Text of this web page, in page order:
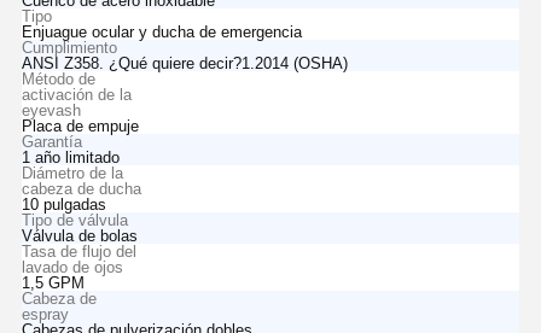
Tipo
Enjuague ocular y ducha de emergencia
Cumplimiento
ANSI Z358. ¿Qué quiere decir?1.2014 (OSHA)
Método de
activación de la
eyevash
Placa de empuje
Garantía
1 año limitado
Diámetro de la
cabeza de ducha
10 pulgadas
Tipo de válvula
Válvula de bolas
Tasa de flujo del
lavado de ojos
1,5 GPM
Cabeza de
espray